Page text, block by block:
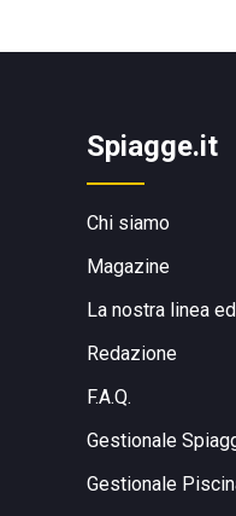
Spiagge.it
Chi siamo
Magazine
La nostra linea
Redazione
F.A.Q.
Gestionale
Gestionale